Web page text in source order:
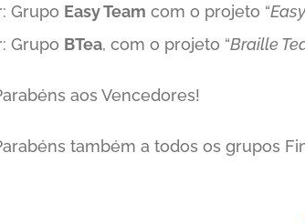
Grupo Easy Team com o projeto “
Grupo BTea, com o projeto “Braille
aos Vencedores!
também a todos os grupos